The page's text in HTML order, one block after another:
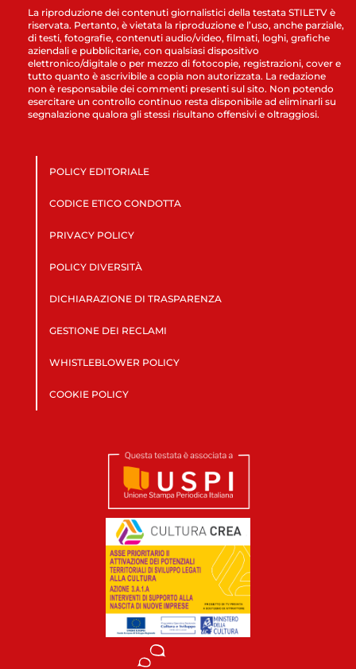
La riproduzione dei contenuti giornalistici della testata STILETV è
riservata. Pertanto, è vietata la riproduzione e l’uso, anche parziale,
di testi, fotografie, contenuti audio/video, filmati, loghi, grafiche
aziendali e pubblicitarie, con qualsiasi dispositivo
elettronico/digitale o per mezzo di fotocopie, registrazioni, cover e
tutto quanto è ascrivibile a copia non autorizzata. La redazione
non è responsabile dei commenti presenti sul sito. Non potendo
esercitare un controllo continuo resta disponibile ad eliminarli su
segnalazione qualora gli stessi risultano offensivi e oltraggiosi.
POLICY EDITORIALE
CODICE ETICO CONDOTTA
PRIVACY POLICY
POLICY DIVERSITÀ
DICHIARAZIONE DI TRASPARENZA
GESTIONE DEI RECLAMI
WHISTLEBLOWER POLICY
COOKIE POLICY